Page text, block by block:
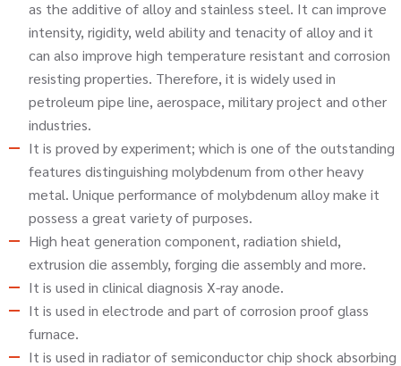
as the additive of alloy and stainless steel. It can improve
intensity, rigidity, weld ability and tenacity of alloy and it
can also improve high temperature resistant and corrosion
resisting properties. Therefore, it is widely used in
petroleum pipe line, aerospace, military project and other
industries.
It is proved by experiment; which is one of the outstanding
features distinguishing molybdenum from other heavy
metal. Unique performance of molybdenum alloy make it
possess a great variety of purposes.
High heat generation component, radiation shield,
extrusion die assembly, forging die assembly and more.
It is used in clinical diagnosis X-ray anode.
It is used in electrode and part of corrosion proof glass
furnace.
It is used in radiator of semiconductor chip shock absorbing